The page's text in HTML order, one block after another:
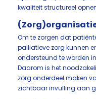
kwaliteit structureel
Om te zorgen dat
palliatieve zorg kunnen
ondersteund te worden
Daarom is het
zorg onderdeel maken
zichtbaar invulling aan